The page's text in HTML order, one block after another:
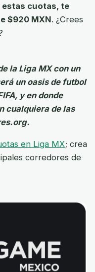
cuotas, te
$920 MXN. ¿Crees
la Liga MX con un
un oasis de futbol
y en donde
cualquiera de las
en Liga MX; crea
corredores de